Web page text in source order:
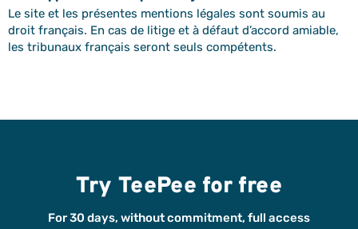
Le site et les présentes mentions légales sont soumis au
droit français. En cas de litige et à défaut d’accord amiable,
les tribunaux français seront seuls compétents.
Try TeePee for free
For 30 days, without commitment, full access